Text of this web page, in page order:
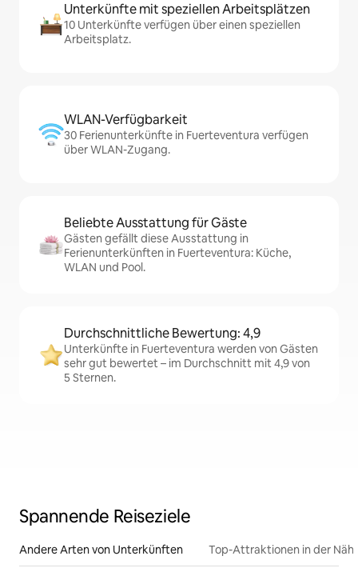
Unterkünfte mit speziellen Arbeitsplätzen
10 Unterkünfte verfügen über einen speziellen
Arbeitsplatz.
WLAN-Verfügbarkeit
30 Ferienunterkünfte in Fuerteventura verfügen
über WLAN-Zugang.
Beliebte Ausstattung für Gäste
Gästen gefällt diese Ausstattung in
Ferienunterkünften in Fuerteventura: Küche,
WLAN und Pool.
Durchschnittliche Bewertung: 4,9
Unterkünfte in Fuerteventura werden von Gästen
sehr gut bewertet – im Durchschnitt mit 4,9 von
5 Sternen.
Spannende Reiseziele
Andere Arten von Unterkünften Top-Attraktionen in der